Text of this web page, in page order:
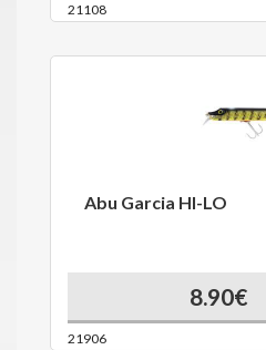
21108
Abu Garcia HI-LO
8.90€
21906